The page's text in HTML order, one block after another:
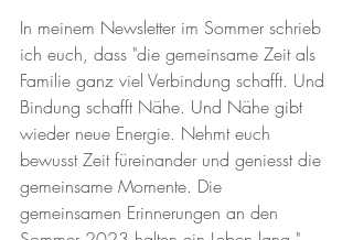
In meinem Newsletter im Sommer schrieb
ich euch, dass "die gemeinsame Zeit als
Familie ganz viel Verbindung schafft. Und
Bindung schafft Nähe. Und Nähe gibt
wieder neue Energie. Nehmt euch
bewusst Zeit füreinander und geniesst die
gemeinsame Momente. Die
gemeinsamen Erinnerungen an den